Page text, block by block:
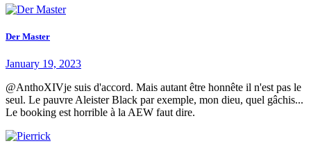
Der Master
January 19, 2023
@AnthoXIVje suis d'accord. Mais autant être honnête il n'est pas le
seul. Le pauvre Aleister Black par exemple, mon dieu, quel gâchis...
Le booking est horrible à la AEW faut dire.